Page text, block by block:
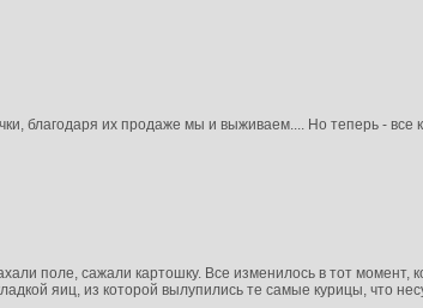
благодаря их продаже мы и выживаем.... Но теперь - все
поле, сажали картошку. Все изменилось в тот момент,
яиц, из которой вылупились те самые курицы, что